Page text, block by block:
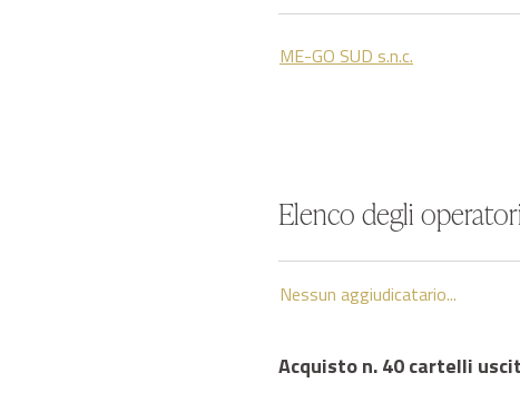
ME-GO SUD s.n.c.
Elenco degli
Nessun aggiudicatario...
Acquisto n. 40 cartelli